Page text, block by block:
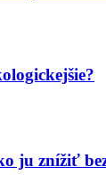
ju znížiť